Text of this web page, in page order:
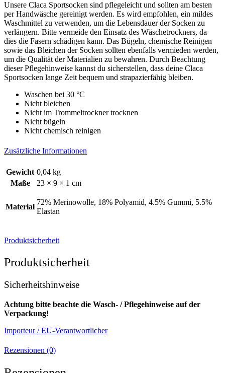
Unsere Claca Sportsocken sind pflegeleicht und sollten am besten
per Handwäsche gereinigt werden. Es wird empfohlen, ein mildes
Waschmittel zu verwenden, um die Lebensdauer der Socken zu
verlängern. Bitte vermeide den Einsatz des Wäschetrockners, da
dies die Fasern schädigen kann. Das Bügeln, chemische Reinigen
sowie das Bleichen der Socken sollten ebenfalls vermieden werden,
um die Qualität der Materialien zu bewahren. Durch Beachtung
dieser Pflegehinweise kannst du sicherstellen, dass deine Claca
Sportsocken lange Zeit bequem und strapazierfähig bleiben.
Waschen bei 30 °C
Nicht bleichen
Nicht im Trommeltrockner trocknen
Nicht bügeln
Nicht chemisch reinigen
Zusätzliche Informationen
Gewicht 0,04 kg
Maße
23 × 9 × 1 cm
Material
72% Merinowolle, 18% Polyamid, 4.5% Gummi, 5.5%
Elastan
Produktsicherheit
Produktsicherheit
Sicherheitshinweise
Achtung bitte beachte die Wasch- / Pflegehinweise auf der
Verpackung!
Importeur / EU-Verantwortlicher
Rezensionen (0)